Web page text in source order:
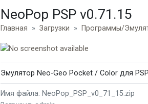
NeoPop PSP v0.71.15
Главная Загрузки Программы/
Эмулятор Neo-Geo Pocket / Color для
Имя файла: NeoPop_PSP_v0_71_15.zip